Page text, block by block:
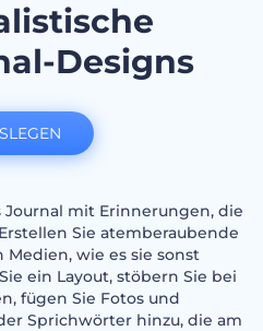
Designs
mit Erinnerungen, die
Sie atemberaubende
Medien, wie es sie sonst
ein Layout, stöbern Sie bei
fügen Sie Fotos und
Sprichwörter hinzu, die am